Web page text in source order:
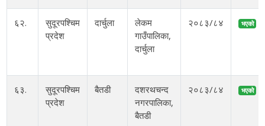
६२.
सुदूरपश्चिम
प्रदेश
दार्चुला
लेकम
गाउँपालिका,
दार्चुला
२०८३/८४ भएको
६३.
सुदूरपश्चिम
प्रदेश
बैतडी
दशरथचन्द
नगरपालिका,
बैतडी
२०८३/८४ भएको